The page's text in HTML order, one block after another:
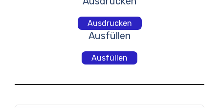
Ausdrucken
Ausfüllen
Ausfüllen